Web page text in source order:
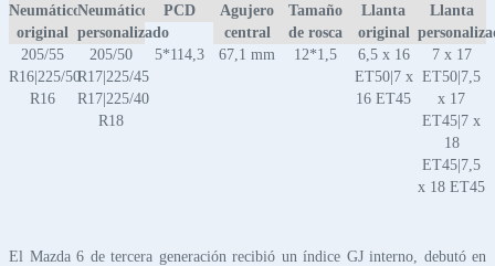
Neumático
original
Neumático
personalizado
PCD
Agujero
central
Tamaño
de rosca
Llanta
original
Llanta
205/55
R16|225/50
R16
205/50
R17|225/45
R17|225/40
R18
5*114,3 67,1 mm 12*1,5
6,5 x 16
ET50|7 x
16 ET45
7 x 17
ET50|7,5
x 17
ET45|7 x
18
ET45|7,5
x 18 ET45
El Mazda 6 de tercera generación recibió un índice GJ interno, debutó en